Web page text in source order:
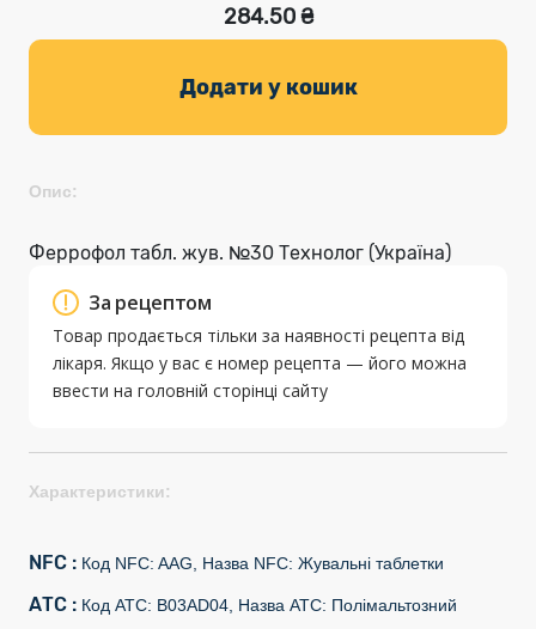
284.50 ₴
Додати у кошик
Опис:
Феррофол табл. жув. №30 Технолог (Україна)
За рецептом
Товар продається тільки за наявності рецепта від
лікаря. Якщо у вас є номер рецепта — його можна
ввести на головній сторінці сайту
Характеристики:
NFC : Код NFC: AAG, Назва NFC: Жувальні таблетки
АТС : Код АТС: B03AD04, Назва АТС: Полімальтозний